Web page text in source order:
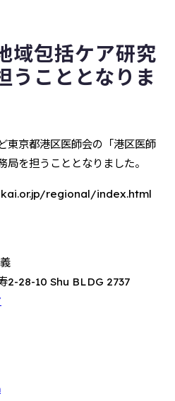
域包括ケア研究
うこととなりま
東京都港区医師会の「港区医師
を担うこととなりました。
regional/index.html
2-28-10 Shu BLDG 2737